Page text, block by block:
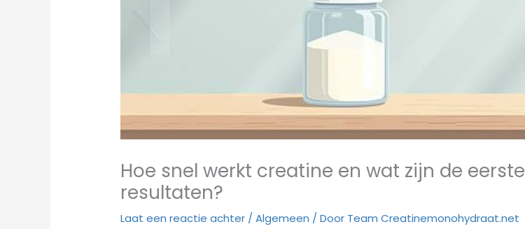
Hoe snel werkt creatine en wat zijn de eerste
resultaten?
Laat een reactie achter /Algemeen / Door Team Creatinemonohydraat.net